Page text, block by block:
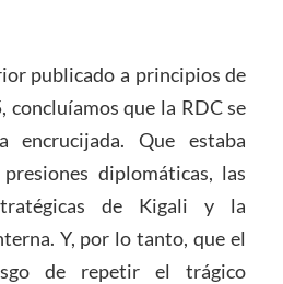
publicado a principios de
concluíamos que la RDC se
encrucijada. Que estaba
diplomáticas, las
de Kigali y la
Y, por lo tanto, que el
de repetir el trágico